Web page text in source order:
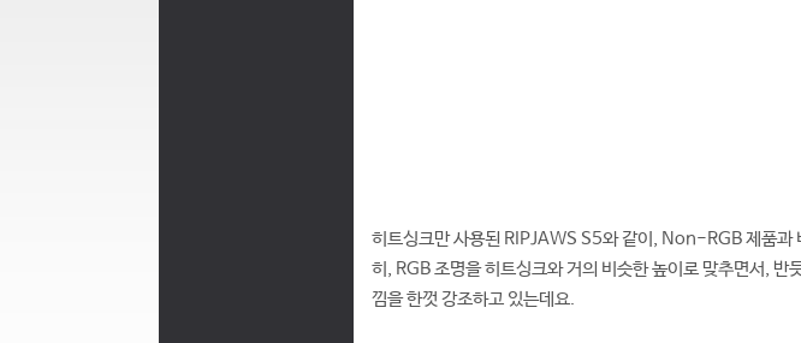
히트싱크만 사용된 RIPJAWS S5와 같이, Non-RGB 제품과
히, RGB 조명을 히트싱크와 거의 비슷한 높이로 맞추면서,
낌을 한껏 강조하고 있는데요.